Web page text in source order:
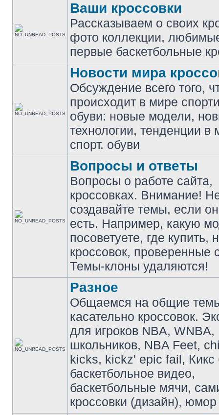
Ваши кроссовки
Рассказываем о своих
фото коллекции,
первые баскетбольные
Новости мира
Обсуждение всего того,
происходит в мире
обуви: новые модели,
технологии, тенденции в
спорт. обуви
Вопросы и ответы
Вопросы о работе сайта,
кроссовках. Внимание!
создавайте темы, если
есть. Например, какую
посоветуете, где купить,
кроссовок, проверенные
Темы-клоны удаляются!
Разное
Общаемся на общие
касательно кроссовок.
для игроков NBA, WNBA,
школьников, NBA Feet,
kicks, kickz' epic fail, Кикс
баскетбольное видео,
баскетбольные мячи,
кроссовки (дизайн),